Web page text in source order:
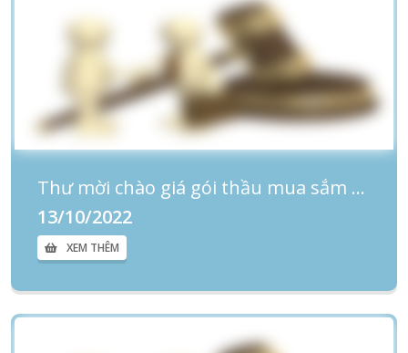
Thư mời chào giá gói thầu mua sắm Sữa bồi dưỡng độc hại hiện vật...
13/10/2022
XEM THÊM